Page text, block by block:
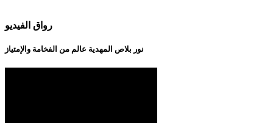
رواق الفيديو
نور بلاص المهدية عالم من الفخامة والإمتياز